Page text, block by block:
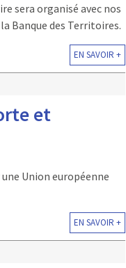
sera organisé avec nos
Banque des Territoires.
EN SAVOIR +
et
Union européenne
EN SAVOIR +